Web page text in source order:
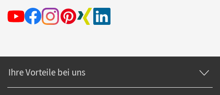
Ihre Vorteile bei uns